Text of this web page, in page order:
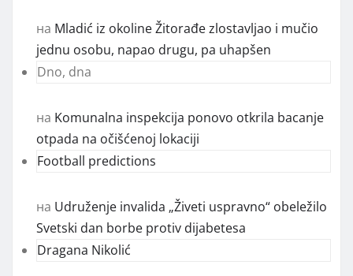
на Mladić iz okoline Žitorađe zlostavljao i mučio
jednu osobu, napao drugu, pa uhapšen
Dno, dna
на Komunalna inspekcija ponovo otkrila bacanje
otpada na očišćenoj lokaciji
Football predictions
на Udruženje invalida „Živeti uspravno“ obeležilo
Svetski dan borbe protiv dijabetesa
Dragana Nikolić